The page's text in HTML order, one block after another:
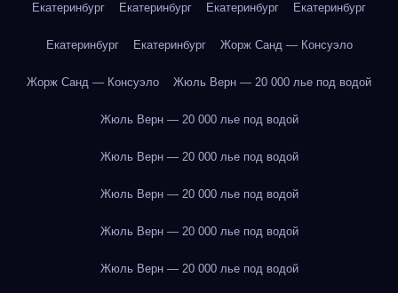
Екатеринбург Екатеринбург Екатеринбург Екатеринбург
Екатеринбург Екатеринбург Жорж Санд — Консуэло
Жорж Санд — Консуэло Жюль Верн — 20 000 лье под водой
Жюль Верн — 20 000 лье под водой
Жюль Верн — 20 000 лье под водой
Жюль Верн — 20 000 лье под водой
Жюль Верн — 20 000 лье под водой
Жюль Верн — 20 000 лье под водой